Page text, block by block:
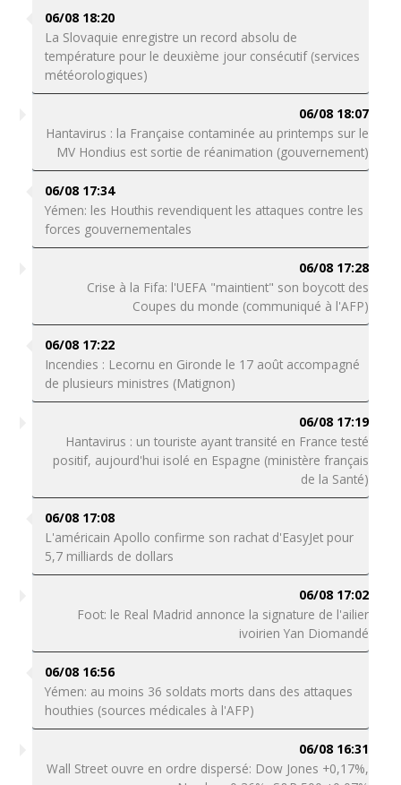
06/08 18:20
La Slovaquie enregistre un record absolu de
température pour le deuxième jour consécutif (services
météorologiques)
06/08 18:07
Hantavirus : la Française contaminée au printemps sur le
MV Hondius est sortie de réanimation (gouvernement)
06/08 17:34
Yémen: les Houthis revendiquent les attaques contre les
forces gouvernementales
06/08 17:28
Crise à la Fifa: l'UEFA "maintient" son boycott des
Coupes du monde (communiqué à l'AFP)
06/08 17:22
Incendies : Lecornu en Gironde le 17 août accompagné
de plusieurs ministres (Matignon)
06/08 17:19
Hantavirus : un touriste ayant transité en France testé
positif, aujourd'hui isolé en Espagne (ministère français
de la Santé)
06/08 17:08
L'américain Apollo confirme son rachat d'EasyJet pour
5,7 milliards de dollars
06/08 17:02
Foot: le Real Madrid annonce la signature de l'ailier
ivoirien Yan Diomandé
06/08 16:56
Yémen: au moins 36 soldats morts dans des attaques
houthies (sources médicales à l'AFP)
06/08 16:31
Wall Street ouvre en ordre dispersé: Dow Jones +0,17%,